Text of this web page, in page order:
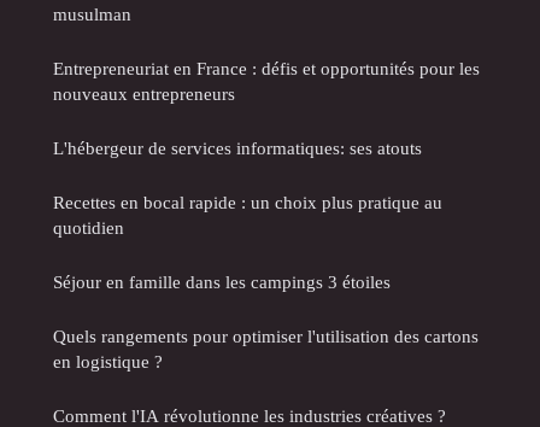
musulman
Entrepreneuriat en France : défis et opportunités pour les
nouveaux entrepreneurs
L'hébergeur de services informatiques: ses atouts
Recettes en bocal rapide : un choix plus pratique au
quotidien
Séjour en famille dans les campings 3 étoiles
Quels rangements pour optimiser l'utilisation des cartons
en logistique ?
Comment l'IA révolutionne les industries créatives ?